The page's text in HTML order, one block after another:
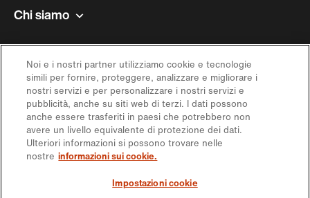
Chi siamo
Ispirazione
Offerta
Seguici sui social media
Noi e i nostri partner utilizziamo cookie e tecnologie
simili per fornire, proteggere, analizzare e migliorare i
nostri servizi e per personalizzare i nostri servizi e
pubblicità, anche su siti web di terzi. I dati possono
anche essere trasferiti in paesi che potrebbero non
avere un livello equivalente di protezione dei dati.
Ulteriori informazioni si possono trovare nelle
nostre informazioni sui cookie.
Impostazioni cookie